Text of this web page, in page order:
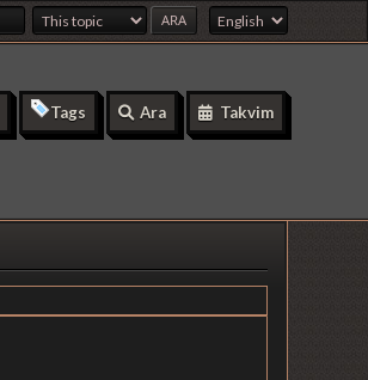
Tags Ara Takvim